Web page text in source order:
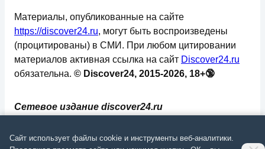
Сетевое издание discover24.ru
надзору в сфере связи, информационных
Материалы, опубликованные на сайте
https://discover24.ru, могут быть воспроизведены
(процитированы) в СМИ. При любом цитировании
материалов активная ссылка на сайт Discover24.ru
обязательна. © Discover24, 2015-2026, 18+🔞
Сайт использует файлы cookie и инструменты веб-аналитики.